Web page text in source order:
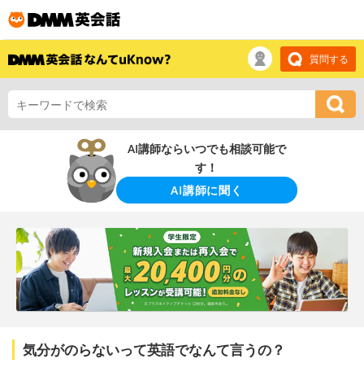
質問する
AI講師ならいつでも相談可能で
す！
AI講師に聞く
気分がのらないって英語でなんて言うの？